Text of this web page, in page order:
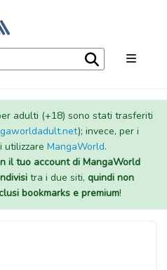
adulti (+18) sono stati trasferiti
); invece, per i
utilizzare MangaWorld.
il tuo account di MangaWorld
tra i due siti, quindi non
bookmarks e premium!